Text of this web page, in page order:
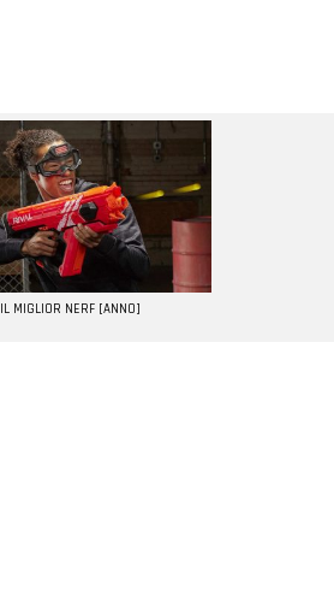
IL MIGLIOR NERF [ANNO]